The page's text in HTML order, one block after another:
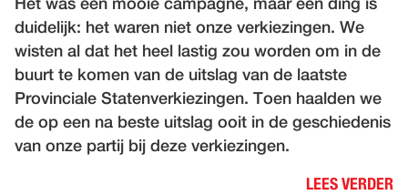
Het was een mooie campagne, maar een ding is
duidelijk: het waren niet onze verkiezingen. We
wisten al dat het heel lastig zou worden om in de
buurt te komen van de uitslag van de laatste
Provinciale Statenverkiezingen. Toen haalden we
de op een na beste uitslag ooit in de geschiedenis
van onze partij bij deze verkiezingen.
LEES VERDER